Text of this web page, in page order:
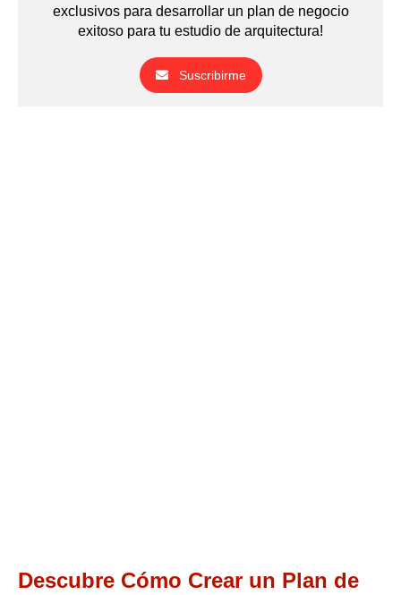
exclusivos para desarrollar un plan de negocio
exitoso para tu estudio de arquitectura!
Suscribirme
Descubre Cómo Crear un Plan de